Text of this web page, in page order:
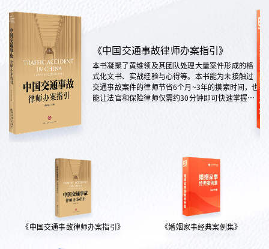
《中国交通事故律师办案指引》
本书凝聚了黄维领及其团队处理大量案件形成的格
式化文书、实战经验与心得等。本书能为未接触过
交通事故案件的律师节省6个月~3年的摸索时间，也
能让法官和保险律师仅需约30分钟即可快速掌握案
《中国交通事故律师办案指引》 《婚姻家事经典案例集》